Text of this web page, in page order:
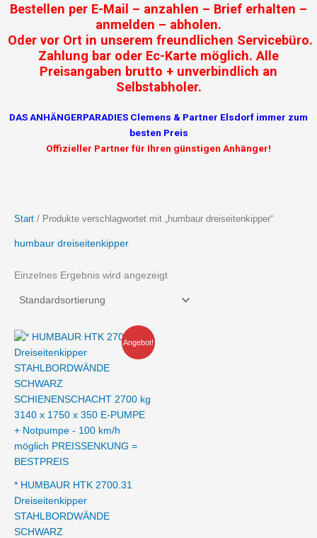
Bestellen per E-Mail – anzahlen – Brief erhalten –
anmelden – abholen.
Oder vor Ort in unserem freundlichen Servicebüro.
Zahlung bar oder Ec-Karte möglich. Alle
Preisangaben brutto + unverbindlich an
Selbstabholer.
DAS ANHÄNGERPARADIES Clemens & Partner Elsdorf immer zum
besten Preis
Offizieller Partner für Ihren günstigen Anhänger!
Start / Produkte verschlagwortet mit „humbaur dreiseitenkipper“
humbaur dreiseitenkipper
Einzelnes Ergebnis wird angezeigt
Angebot!
* HUMBAUR HTK 2700.31
Dreiseitenkipper
STAHLBORDWÄNDE
SCHWARZ
Ursprünglicher
war:
7.821,49 €
Aktueller
Preis
ist: